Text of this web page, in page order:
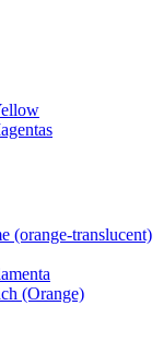
(orange-translucent)
(Orange)